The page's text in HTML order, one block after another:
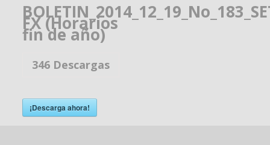
FX (Horarios
fin de año)
346Descargas
¡Descarga ahora!